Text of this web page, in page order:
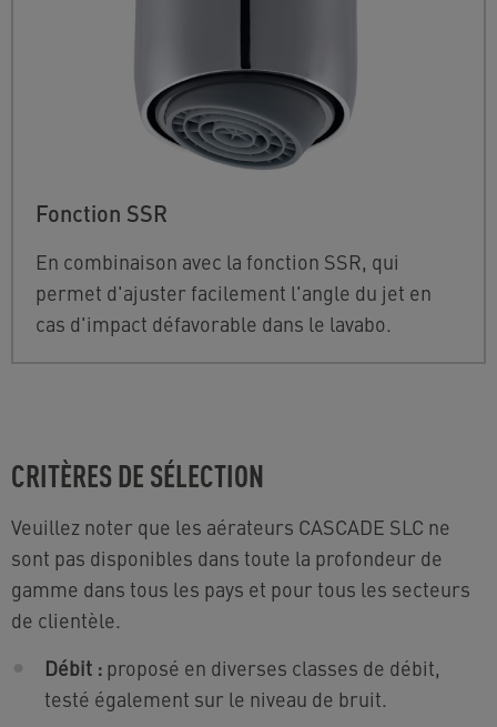
Fonction SSR
En combinaison avec la fonction SSR, qui
permet d'ajuster facilement l'angle du jet en
cas d'impact défavorable dans le lavabo.
CRITÈRES DE SÉLECTION
Veuillez noter que les aérateurs CASCADE SLC ne
sont pas disponibles dans toute la profondeur de
gamme dans tous les pays et pour tous les secteurs
de clientèle.
Débit : proposé en diverses classes de débit,
testé également sur le niveau de bruit.